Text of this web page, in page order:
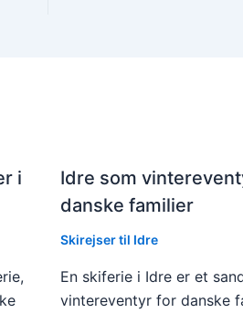
i
Idre som
danske familier
Skirejser til Idre
En skiferie i Idre er et
vintereventyr for danske